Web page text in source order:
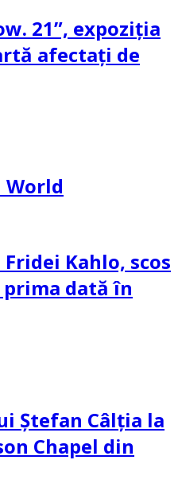
21”, expoziția
afectați de
World
Kahlo, scos
dată în
Ștefan Câlția la
Chapel din